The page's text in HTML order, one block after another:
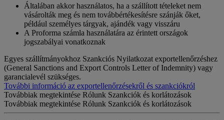
Általában akkor használatos, ha a szállított tételeket nem
vásárolták meg és nem továbbértékesítésre szánják őket,
például személyes tárgyak, ajándék vagy visszáru
A Proforma számla használatára az érintett országok
jogszabályai vonatkoznak
Egyes szállítmányokhoz Szankciós Nyilatkozat exportellenőrzéshez
(General Sanctions and Export Controls Letter of Indemnity) vagy
garancialevél szükséges.
További információ az exportellenőrzésekről és szankciókról
Továbbiak megtekintése Rólunk Szankciók és korlátozások
Továbbiak megtekintése Rólunk Szankciók és korlátozások